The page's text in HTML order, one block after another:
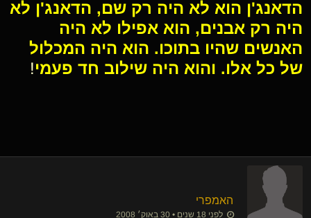
הדאנג'ן הוא לא היה רק שם, הדאנג'ן לא
היה רק אבנים, הוא אפילו לא היה
האנשים שהיו בתוכו. הוא היה המכלול
של כל אלו. והוא היה שילוב חד פעמי!
האמפרי
לפני 18 שנים • 30 באוק׳ 2008